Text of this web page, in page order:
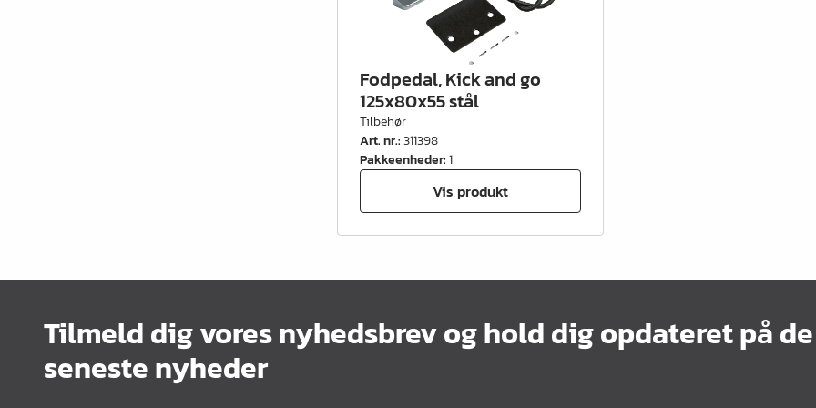
Fodpedal, Kick and go
125x80x55 stål
Tilbehør
Art. nr.:311398
Pakkeenheder:1
Vis produkt
Tilmeld dig vores nyhedsbrev og hold dig opdateret på de
seneste nyheder